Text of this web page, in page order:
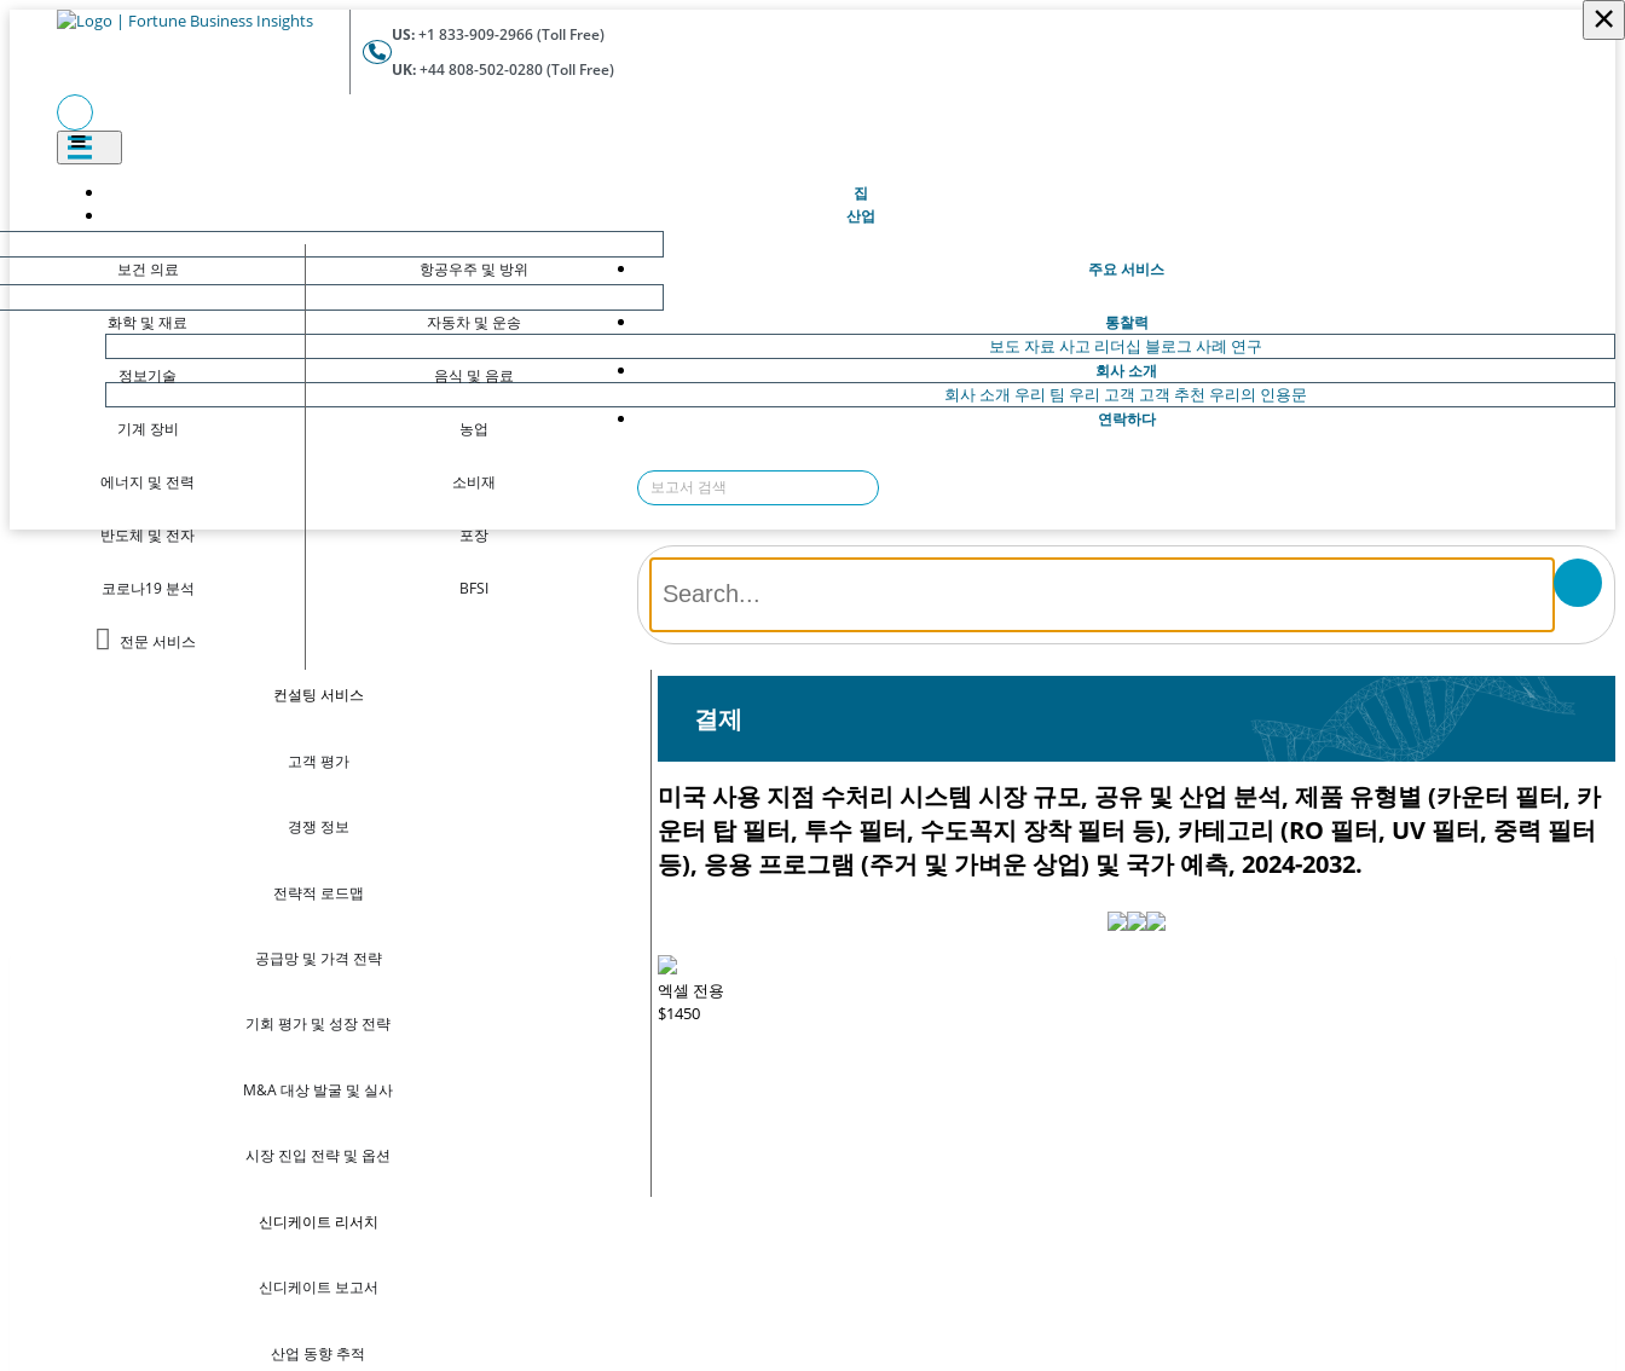
US:+1 833-909-2966 (Toll Free)
UK:+44 808-502-0280 (Toll Free)
집(현재의)
산업
보건 의료
화학 및 재료
정보기술
기계 장비
에너지 및 전력
반도체 및 전자
코로나19 분석
전문 서비스
항공우주 및 방위
자동차 및 운송
음식 및 음료
농업
소비재
포장
BFSI
주요 서비스
컨설팅 서비스
고객 평가
경쟁 정보
전략적 로드맵
공급망 및 가격 전략
기회 평가 및 성장 전략
M&A 대상 발굴 및 실사
시장 진입 전략 및 옵션
신디케이트 리서치
신디케이트 보고서
산업 동향 추적
통찰력
보도 자료 사고 리더십 블로그 사례 연구
회사 소개
회사 소개 우리 팀 우리 고객 고객 추천 우리의 인용문
연락하다
×
결제
미국 사용 지점 수처리 시스템 시장 규모, 공유 및 산업 분석, 제품 유형별 (카운터 필터, 카
운터 탑 필터, 투수 필터, 수도꼭지 장착 필터 등), 카테고리 (RO 필터, UV 필터, 중력 필터
등), 응용 프로그램 (주거 및 가벼운 상업) 및 국가 예측, 2024-2032.
엑셀 전용
$1450